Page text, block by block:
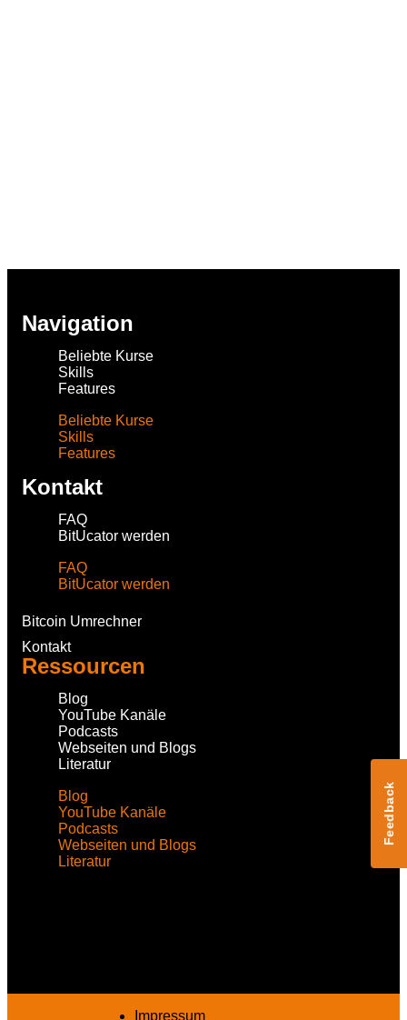
Navigation
Beliebte Kurse
Skills
Features
Beliebte Kurse
Skills
Features
Kontakt
FAQ
BitUcator werden
FAQ
BitUcator werden
Bitcoin Umrechner
Kontakt
Ressourcen
Blog
YouTube Kanäle
Podcasts
Webseiten und Blogs
Literatur
Blog
YouTube Kanäle
Podcasts
Webseiten und Blogs
Literatur
Impressum
Feedback